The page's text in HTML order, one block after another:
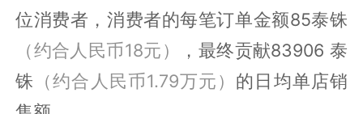
位消费者，消费者的每笔订单金额85泰铢
（约合人民币18元）
，最终贡献83906 泰
铢 （约合人民币1.79万元） 的日均单店销